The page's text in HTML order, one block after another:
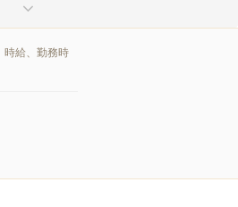
時給、勤務時